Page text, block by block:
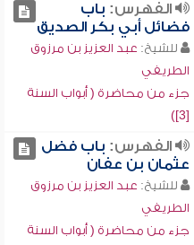
الفهرس: باب
فضائل أبي بكر الصديق
للشيخ: عبد العزيز بن مرزوق
الطريفي
جزء من محاضرة ( أبواب السنة
[3])
الفهرس: باب فضل
عثمان بن عفان
للشيخ: عبد العزيز بن مرزوق
الطريفي
جزء من محاضرة ( أبواب السنة